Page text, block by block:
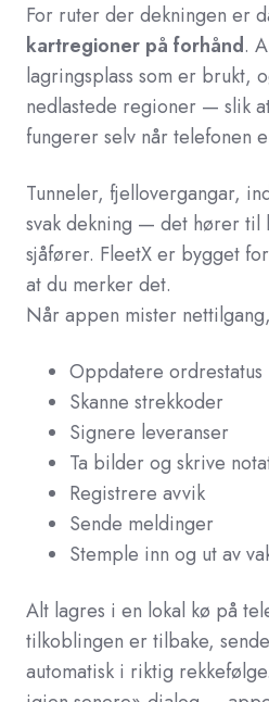
For ruter der dekningen er
kartregioner på forhånd.
lagringsplass som er brukt,
nedlastede regioner — slik
fungerer selv når telefonen
Tunneler, fjellovergangar,
svak dekning — det hører til
sjåfører. FleetX er bygget
at du merker det.
Når appen mister
Oppdatere ordrestatus
Skanne strekkoder
Signere leveranser
Ta bilder og skrive
Registrere avvik
Sende meldinger
Stemple inn og ut av
Alt lagres i en lokal kø på
tilkoblingen er tilbake,
automatisk i riktig